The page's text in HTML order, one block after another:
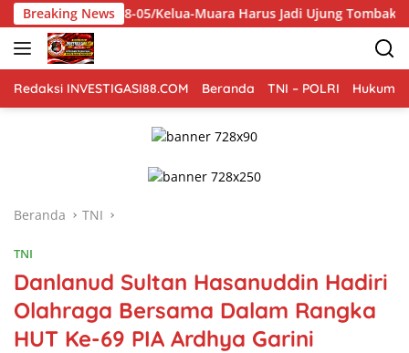
Langsung
ke
konten
Breaking News
05/Kelua-Muara Harus Jadi Ujung Tombak Kodim 1008/
Redaksi INVESTIGASI88.COM Beranda TNI – POLRI Hukum
Beranda TNI
TNI
Danlanud Sultan Hasanuddin Hadiri
Olahraga Bersama Dalam Rangka
HUT Ke-69 PIA Ardhya Garini